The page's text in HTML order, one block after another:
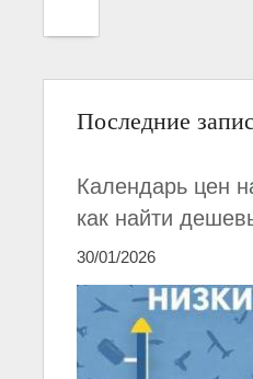
Последние
Календарь цен
как найти
30/01/2026